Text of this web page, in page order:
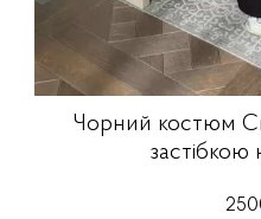
Чорний костюм
застібкою